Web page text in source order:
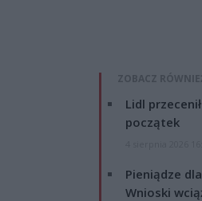
ZOBACZ
Lidl
początek
Pieniądze
Wnioski